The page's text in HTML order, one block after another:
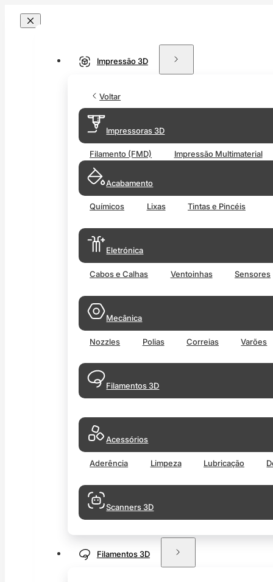
Impressão 3D
Voltar
Impressoras 3D
Filamento (FMD) Impressão Multimaterial
Acabamento
Químicos Lixas Tintas e Pincéis
Eletrónica
Cabos e Calhas Ventoinhas Sensores
Mecânica
Nozzles Polias Correias Varões
Filamentos 3D
Acessórios
Aderência Limpeza Lubricação
Scanners 3D
Filamentos 3D